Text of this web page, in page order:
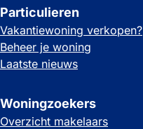
Particulieren
Vakantiewoning verkopen?
Beheer je woning
Laatste nieuws
Woningzoekers
Overzicht makelaars